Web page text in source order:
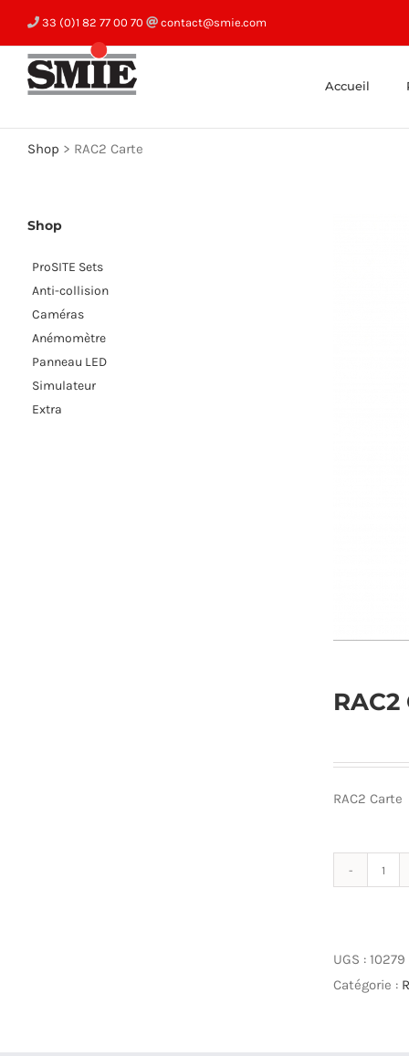
content
33 (0)1 82 77 00 70 contact@smie.com
Accueil
Shop > RAC2 Carte
RAC2 Carte
UGS :10279
Catégorie :
Shop
ProSITE Sets
Anti-collision
Caméras
Anémomètre
Panneau LED
Simulateur
Extra